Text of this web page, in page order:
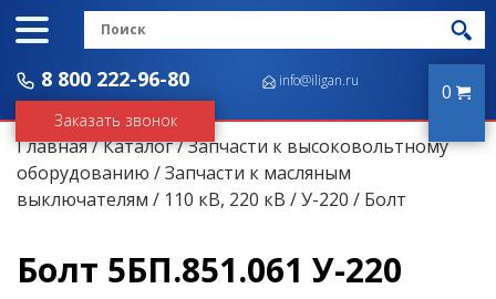
8 800 222-96-80
Заказать звонок
info@iligan.ru 0
Главная/Каталог/Запчасти к высоковольтному
оборудованию /Запчасти к масляным
выключателям / 110 кВ, 220 кВ /У-220 / Болт
Болт 5БП.851.061 У-220